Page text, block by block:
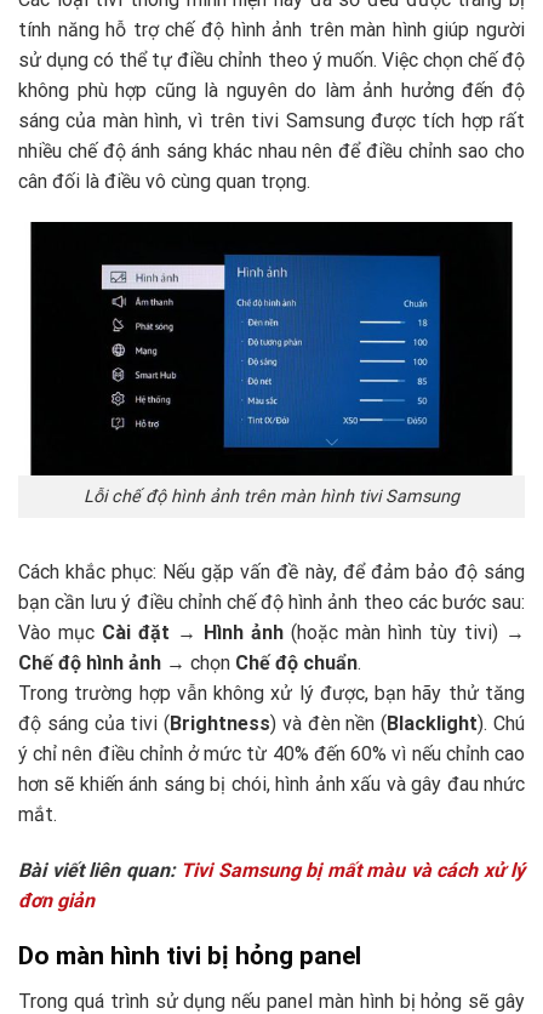
tính năng hỗ trợ chế độ hình ảnh trên màn hình giúp người
sử dụng có thể tự điều chỉnh theo ý muốn. Việc chọn chế độ
không phù hợp cũng là nguyên do làm ảnh hưởng đến độ
sáng của màn hình, vì trên tivi Samsung được tích hợp rất
nhiều chế độ ánh sáng khác nhau nên để điều chỉnh sao cho
cân đối là điều vô cùng quan trọng.
Lỗi chế độ hình ảnh trên màn hình tivi Samsung
Cách khắc phục: Nếu gặp vấn đề này, để đảm bảo độ sáng
bạn cần lưu ý điều chỉnh chế độ hình ảnh theo các bước sau:
Vào mục Cài đặt → Hình ảnh (hoặc màn hình tùy tivi) →
Chế độ hình ảnh → chọn Chế độ chuẩn.
Trong trường hợp vẫn không xử lý được, bạn hãy thử tăng
độ sáng của tivi (Brightness) và đèn nền (Blacklight). Chú
ý chỉ nên điều chỉnh ở mức từ 40% đến 60% vì nếu chỉnh cao
hơn sẽ khiến ánh sáng bị chói, hình ảnh xấu và gây đau nhức
mắt.
Bài viết liên quan: Tivi Samsung bị mất màu và cách xử lý
đơn giản
Do màn hình tivi bị hỏng panel
Trong quá trình sử dụng nếu panel màn hình bị hỏng sẽ gây